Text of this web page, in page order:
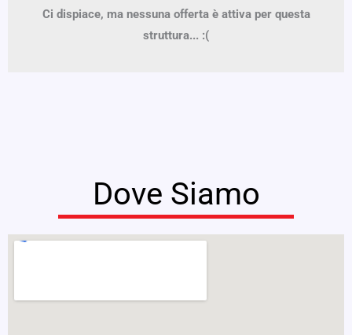
Ci dispiace, ma nessuna offerta è attiva per questa
struttura... :(
Dove Siamo